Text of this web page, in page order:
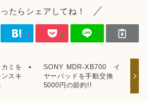
たらシェアしてね！
ミを
スキ
SONY MDR-XB700 イ
ヤーパッドを手動交換
5000円の節約!!